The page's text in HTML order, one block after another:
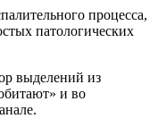
процесса,
патологических
выделений из
и во